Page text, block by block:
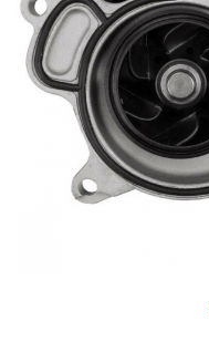
Capac bara
Capac fata motor
Capitonaj
Capota spate
Carenaj roata
TAMPON
Turbocompresor
Ungere